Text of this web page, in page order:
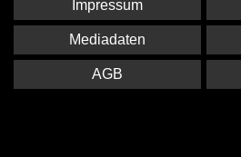
Impressum
Mediadaten
AGB